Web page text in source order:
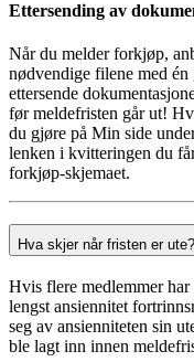
Ettersending av
Når du melder forkjøp,
nødvendige filene med
ettersende
før meldefristen går ut!
du gjøre på Min side
lenken i kvitteringen du
forkjøp-skjemaet.
Hva skjer når fristen er ute?
Hvis flere medlemmer
lengst ansiennitet
seg av ansienniteten sin
ble lagt inn innen